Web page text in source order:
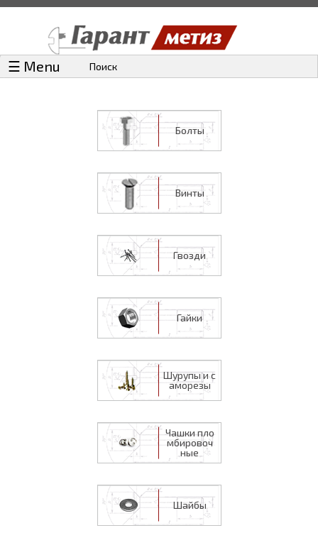
☰ Menu Поиск
Болты
Винты
Гвозди
Гайки
Шурупы и с
аморезы
Чашки пло
мбировоч
ные
Шайбы